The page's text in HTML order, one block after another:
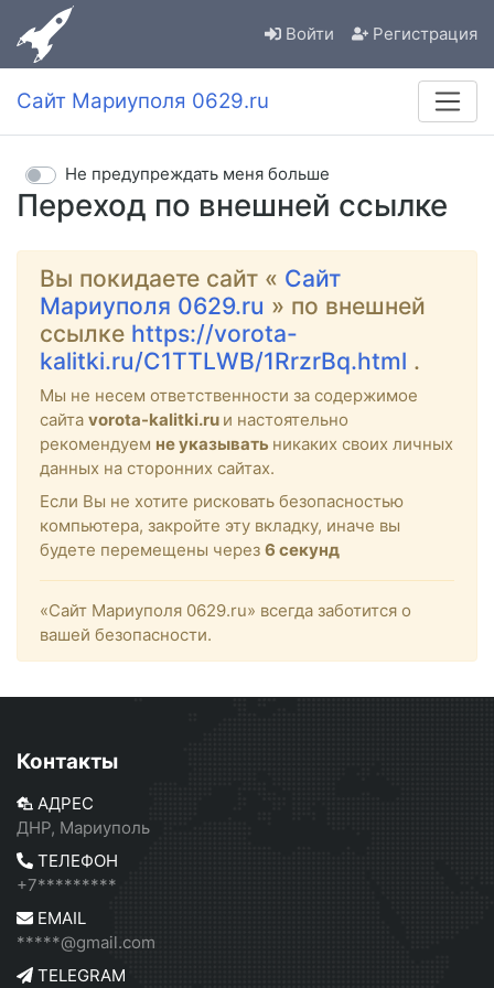
Войти Регистрация
Сайт Мариуполя 0629.ru
Переход по внешней ссылке
Не предупреждать меня больше
Вы покидаете сайт « Сайт
Мариуполя 0629.ru » по внешней
ссылке https://vorota-
kalitki.ru/C1TTLWB/1RrzrBq.html .
Мы не несем ответственности за содержимое
сайта vorota-kalitki.ru и настоятельно
рекомендуем не указывать никаких своих личных
данных на сторонних сайтах.
Если Вы не хотите рисковать безопасностью
компьютера, закройте эту вкладку, иначе вы
будете перемещены через 6 секунд
«Сайт Мариуполя 0629.ru» всегда заботится о
вашей безопасности.
Контакты
АДРЕС
ДНР, Мариуполь
ТЕЛЕФОН
+7*********
EMAIL
*****@gmail.com
TELEGRAM